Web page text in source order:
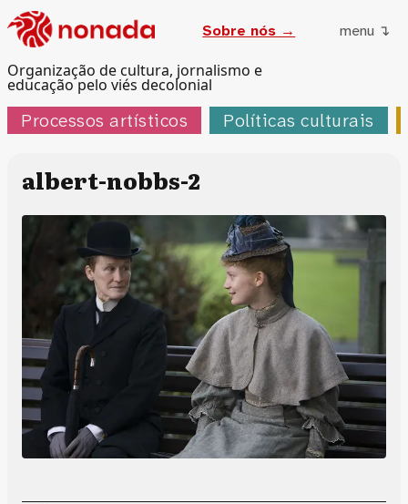
Organização de cultura, jornalismo e
educação pelo viés decolonial
Sobre nós → menu ↴
Processos artísticos Políticas culturais
albert-nobbs-2